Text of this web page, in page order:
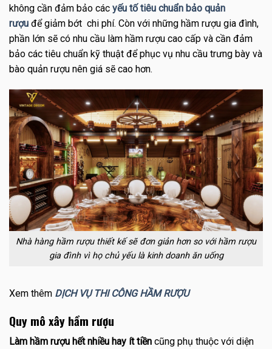
không cần đảm bảo các yếu tố tiêu chuẩn bảo quản
rượu để giảm bớt chi phí. Còn với những hầm rượu gia đình,
phần lớn sẽ có nhu cầu làm hầm rượu cao cấp và cần đảm
bảo các tiêu chuẩn kỹ thuật để phục vụ nhu cầu trưng bày và
bào quản rượu nên giá sẽ cao hơn.
Nhà hàng hầm rượu thiết kế sẽ đơn giản hơn so với hầm rượu
gia đình vì họ chủ yếu là kinh doanh ăn uống
Xem thêm DỊCH VỤ THI CÔNG HẦM RƯỢU
Quy mô xây hầm rượu
Làm hầm rượu hết nhiều hay ít tiền cũng phụ thuộc với diện